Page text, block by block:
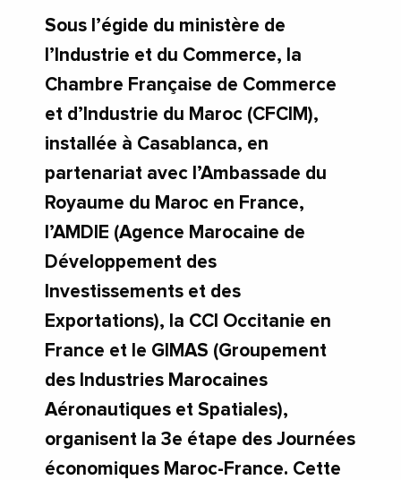
Sous l’égide du ministère de
l’Industrie et du Commerce, la
Chambre Française de Commerce
et d’Industrie du Maroc (CFCIM),
installée à Casablanca, en
partenariat avec l’Ambassade du
Royaume du Maroc en France,
l’AMDIE (Agence Marocaine de
Développement des
Investissements et des
Exportations), la CCI Occitanie en
France et le GIMAS (Groupement
des Industries Marocaines
Aéronautiques et Spatiales),
organisent la 3e étape des Journées
économiques Maroc-France. Cette